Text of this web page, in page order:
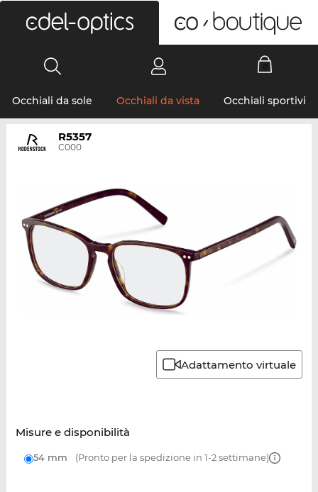
Occhiali da sole Occhiali da vista Occhiali sportivi
R5357
C000
Adattamento virtuale
Misure e disponibilità
54 mm (Pronto per la spedizione in 1-2 settimane)